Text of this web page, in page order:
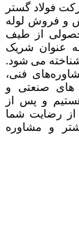
فولاد گستر
و فروش لوله
از طیف
عنوان شریک
می شود.
فنی،
های صنعتی و
هستیم و پس از
از رضایت شما
و مشاوره